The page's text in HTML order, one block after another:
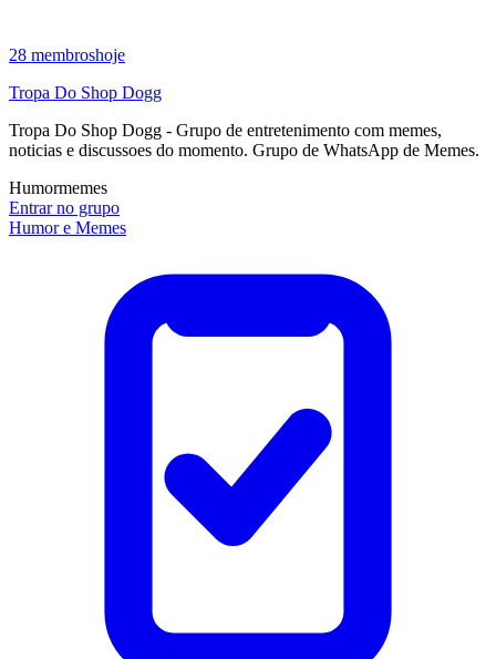
28 membroshoje
Tropa Do Shop Dogg
Tropa Do Shop Dogg - Grupo de entretenimento com memes,
noticias e discussoes do momento. Grupo de WhatsApp de Memes.
Humormemes
Entrar no grupo
Humor e Memes